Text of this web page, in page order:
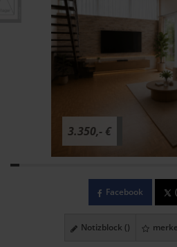
3.350,- €
Facebook
Notizblock ()